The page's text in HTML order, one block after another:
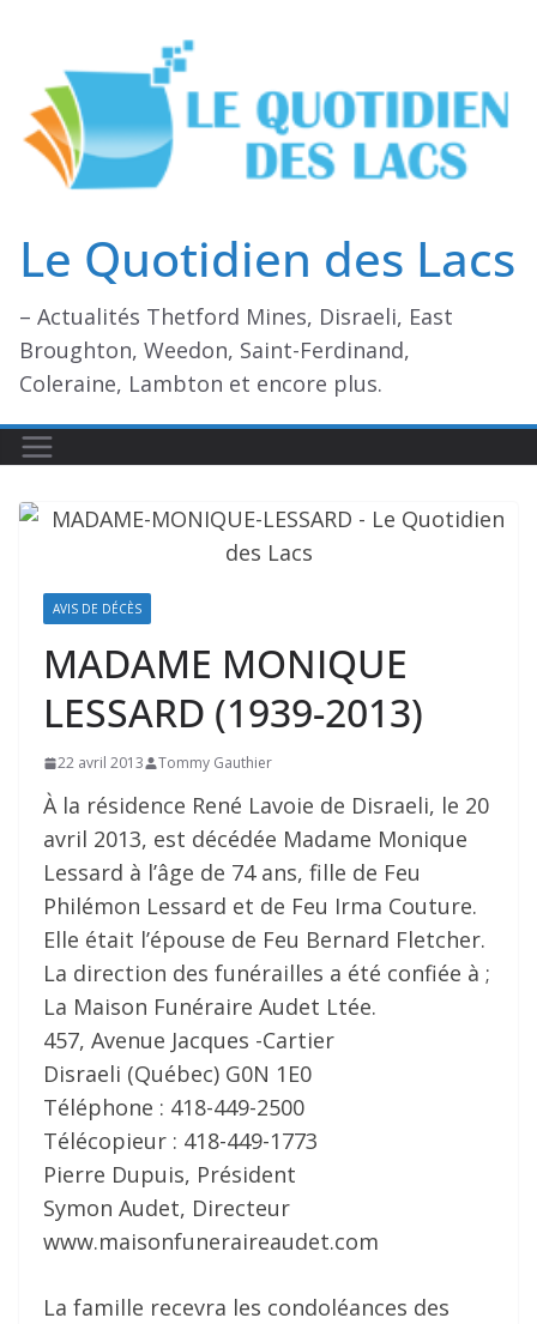
contenu
Le Quotidien des Lacs
– Actualités Thetford Mines, Disraeli, East
Broughton, Weedon, Saint-Ferdinand,
Coleraine, Lambton et encore plus.
AVIS DE DÉCÈS
MADAME MONIQUE
LESSARD (1939-2013)
22 avril 2013 Tommy Gauthier
À la résidence René Lavoie de Disraeli, le 20
avril 2013, est décédée Madame Monique
Lessard à l’âge de 74 ans, fille de Feu
Philémon Lessard et de Feu Irma Couture.
Elle était l’épouse de Feu Bernard Fletcher.
La direction des funérailles a été confiée à ;
La Maison Funéraire Audet Ltée.
457, Avenue Jacques -Cartier
Disraeli (Québec) G0N 1E0
Téléphone : 418-449-2500
Télécopieur : 418-449-1773
Pierre Dupuis, Président
Symon Audet, Directeur
www.maisonfuneraireaudet.com
La famille recevra les condoléances des